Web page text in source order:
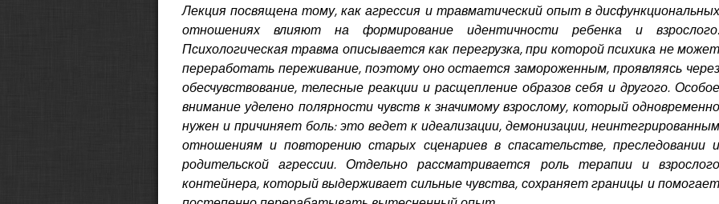
Лекция посвящена тому, как агрессия и травматический опыт в дисфункциональных
отношениях влияют на формирование идентичности ребенка и взрослого.
Психологическая травма описывается как перегрузка, при которой психика не может
переработать переживание, поэтому оно остается замороженным, проявляясь через
обесчувствование, телесные реакции и расщепление образов себя и другого. Особое
внимание уделено полярности чувств к значимому взрослому, который одновременно
нужен и причиняет боль: это ведет к идеализации, демонизации, неинтегрированным
отношениям и повторению старых сценариев в спасательстве, преследовании и
родительской агрессии. Отдельно рассматривается роль терапии и взрослого
контейнера, который выдерживает сильные чувства, сохраняет границы и помогает